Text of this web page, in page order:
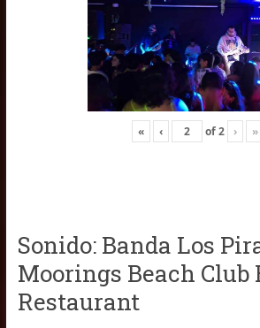
« ‹ of2 › »
Sonido: Banda Los
Moorings Beach Club
Restaurant